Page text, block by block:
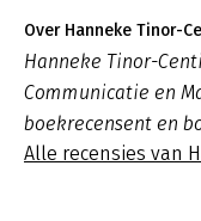
Over Hanneke Tinor-
Hanneke Tinor-
Communicatie en
boekrecensent en
Alle recensies van